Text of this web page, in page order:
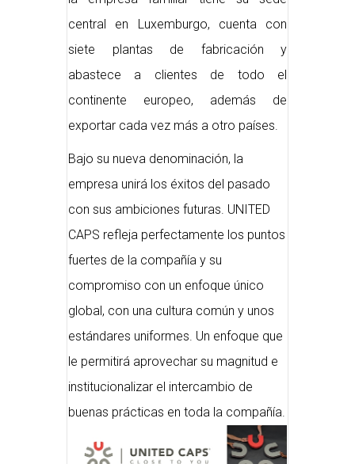
central en Luxemburgo, cuenta con
siete plantas de fabricación y
abastece a clientes de todo el
continente europeo, además de
exportar cada vez más a otro países.
Bajo su nueva denominación, la
empresa unirá los éxitos del pasado
con sus ambiciones futuras. UNITED
CAPS refleja perfectamente los puntos
fuertes de la compañía y su
compromiso con un enfoque único
global, con una cultura común y unos
estándares uniformes. Un enfoque que
le permitirá aprovechar su magnitud e
institucionalizar el intercambio de
buenas prácticas en toda la compañía.